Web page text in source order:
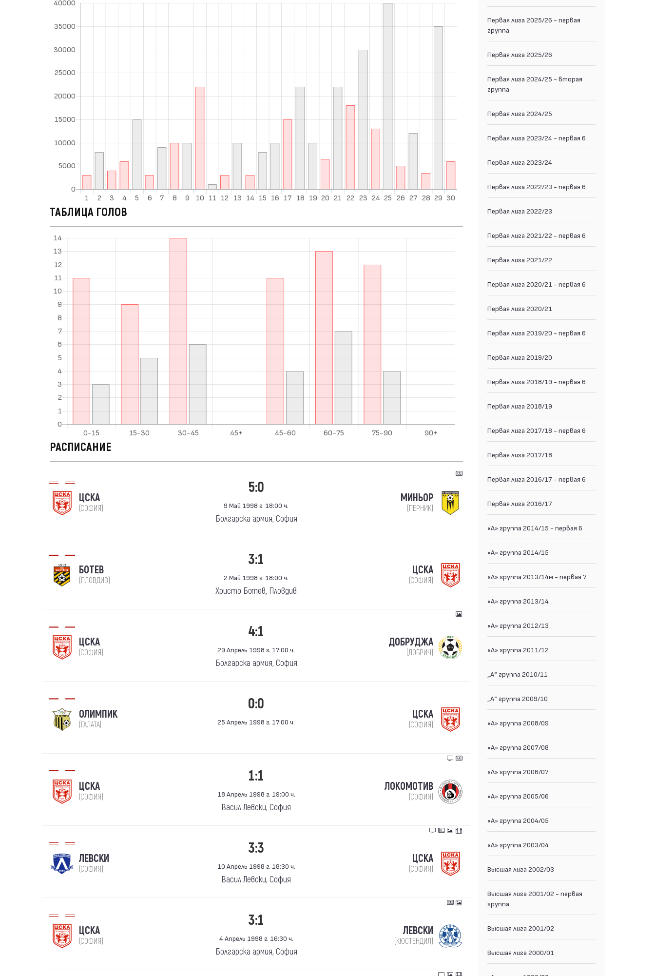
ТАБЛИЦА ГОЛОВ
РАСПИСАНИЕ
ЦСКА
(СОФИЯ)
5:0
9 Май 1998 г. 18:00 ч.
Болгарска армия, София
МИНЬОР
(ПЕРНИК)
БОТЕВ
(ПЛОВДИВ)
3:1
2 Май 1998 г. 18:00 ч.
Христо Ботев, Пловдив
ЦСКА
(СОФИЯ)
ЦСКА
(СОФИЯ)
4:1
29 Апрель 1998 г. 17:00 ч.
Болгарска армия, София
ДОБРУДЖА
(ДОБРИЧ)
ОЛИМПИК
(ГАЛАТА)
0:0
25 Апрель 1998 г. 17:00 ч.
ЦСКА
(СОФИЯ)
ЦСКА
(СОФИЯ)
1:1
18 Апрель 1998 г. 19:00 ч.
Васил Левски, София
ЛОКОМОТИВ
(СОФИЯ)
ЛЕВСКИ
(СОФИЯ)
3:3
10 Апрель 1998 г. 18:30 ч.
Васил Левски, София
ЦСКА
(СОФИЯ)
ЦСКА
(СОФИЯ)
3:1
4 Апрель 1998 г. 16:30 ч.
Болгарска армия, София
ЛЕВСКИ
(КЮСТЕНДИЛ)
Первая лига 2025/26 - первая
группа
Первая лига 2025/26
Первая лига 2024/25 - вторая
группа
Первая лига 2024/25
Первая лига 2023/24 - первая 6
Первая лига 2023/24
Первая лига 2022/23 - первая 6
Первая лига 2022/23
Первая лига 2021/22 - первая 6
Первая лига 2021/22
Первая лига 2020/21 - первая 6
Первая лига 2020/21
Первая лига 2019/20 - первая 6
Первая лига 2019/20
Первая лига 2018/19 - первая 6
Первая лига 2018/19
Первая лига 2017/18 - первая 6
Первая лига 2017/18
Первая лига 2016/17 - первая 6
Первая лига 2016/17
«А» группа 2014/15 - первая 6
«А» группа 2014/15
«А» группа 2013/14м - первая 7
«А» группа 2013/14
«А» группа 2012/13
«А» группа 2011/12
„А“ группа 2010/11
„А“ группа 2009/10
«А» группа 2008/09
«А» группа 2007/08
«А» группа 2006/07
«А» группа 2005/06
«А» группа 2004/05
«А» группа 2003/04
Высшая лига 2002/03
Высшая лига 2001/02 - первая
группа
Высшая лига 2001/02
Высшая лига 2000/01